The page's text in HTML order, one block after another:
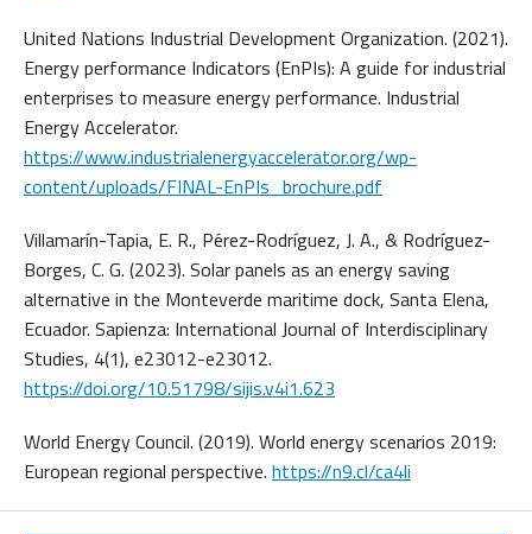
United Nations Industrial Development Organization. (2021).
Energy performance Indicators (EnPIs): A guide for industrial
enterprises to measure energy performance. Industrial
Energy Accelerator.
https://www.industrialenergyaccelerator.org/wp-
content/uploads/FINAL-EnPIs_brochure.pdf
Villamarín-Tapia, E. R., Pérez-Rodríguez, J. A., & Rodríguez-
Borges, C. G. (2023). Solar panels as an energy saving
alternative in the Monteverde maritime dock, Santa Elena,
Ecuador. Sapienza: International Journal of Interdisciplinary
Studies, 4(1), e23012-e23012.
https://doi.org/10.51798/sijis.v4i1.623
World Energy Council. (2019). World energy scenarios 2019:
European regional perspective. https://n9.cl/ca4li